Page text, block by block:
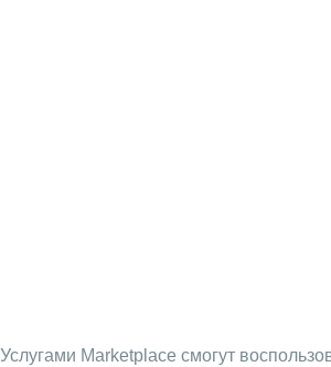
Услугами Marketplace смогут